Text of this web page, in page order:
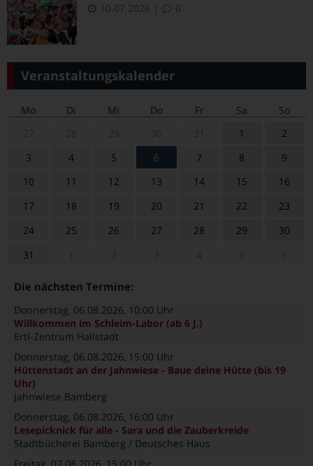
10.07.2026 0
Veranstaltungskalender
Mo Di Mi Do Fr Sa
So
1
2
3
4 5 6 7 8
9
10
11 12 13 14 15
16
17
18 19 20 21 22
23
24
25 26 27 28 29
30
31
Die nächsten Termine:
Donnerstag, 06.08.2026, 10:00 Uhr
Willkommen im Schleim-Labor (ab 6 J.)
Ertl-Zentrum Hallstadt
Donnerstag, 06.08.2026, 15:00 Uhr
Hüttenstadt an der Jahnwiese - Baue deine Hütte (bis 19
Uhr)
Jahnwiese Bamberg
Donnerstag, 06.08.2026, 16:00 Uhr
Lesepicknick für alle - Sara und die Zauberkreide
Stadtbücherei Bamberg / Deutsches Haus